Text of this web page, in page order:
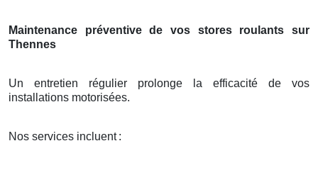
Maintenance préventive de vos stores roulants sur
Thennes
Un entretien régulier prolonge la efficacité de vos
installations motorisées.
Nos services incluent :